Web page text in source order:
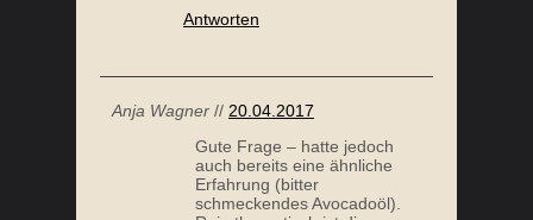
Antworten
Anja Wagner // 20.04.2017
Gute Frage – hatte jedoch
auch bereits eine ähnliche
Erfahrung (bitter
schmeckendes Avocadoöl).